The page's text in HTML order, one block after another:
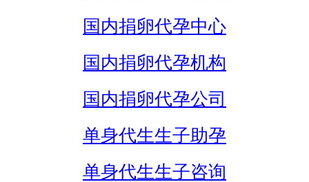
国内捐卵代孕中心
国内捐卵代孕机构
国内捐卵代孕公司
单身代生生子助孕
单身代生生子咨询